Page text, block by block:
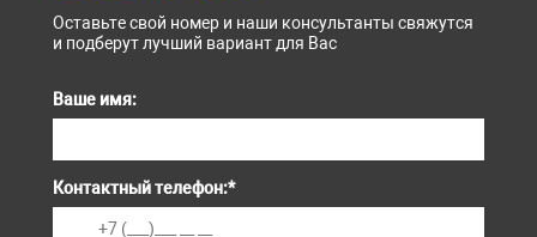
Оставьте свой номер и наши консультанты свяжутся
и подберут лучший вариант для Вас
Ваше имя:
Контактный телефон:*